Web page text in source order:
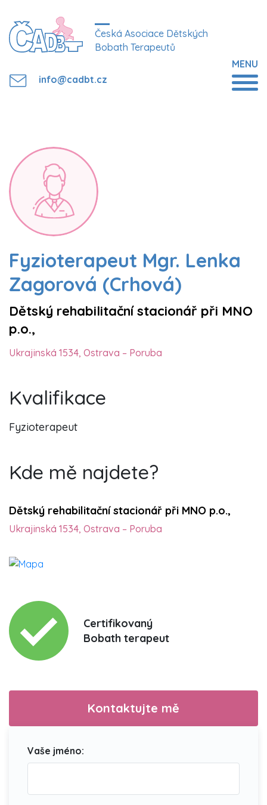
Česká Asociace Dětských
Bobath Terapeutů
info@cadbt.cz
MENU
Fyzioterapeut Mgr. Lenka
Zagorová (Crhová)
Dětský rehabilitační stacionář při MNO
p.o.,
Ukrajinská 1534, Ostrava – Poruba
Kvalifikace
Fyzioterapeut
Kde mě najdete?
Dětský rehabilitační stacionář při MNO p.o.,
Ukrajinská 1534, Ostrava – Poruba
Certifikovaný
Bobath terapeut
Kontaktujte mě
Vaše jméno: